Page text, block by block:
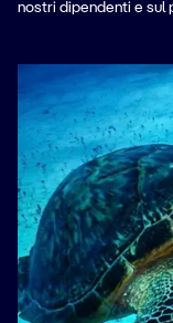
nostri dipendenti e sul